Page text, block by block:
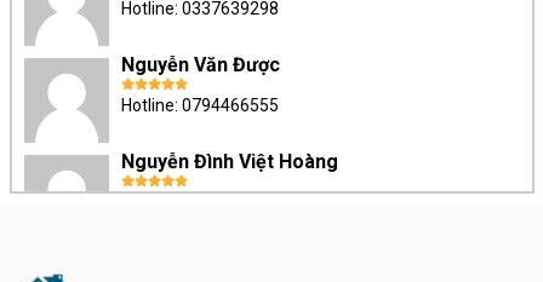
Hotline: 0337639298
Nguyễn Văn Được
Hotline: 0794466555
Nguyễn Đình Việt Hoàng